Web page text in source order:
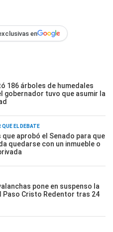
en
186 árboles de humedales
gobernador tuvo que asumir la
QUÉ EL DEBATE
aprobó el Senado para que
quedarse con un inmueble o
pone en suspenso la
Paso Cristo Redentor tras 24